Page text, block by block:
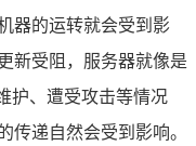
器的运转就会受到影
新受阻，服务器就像是
护、遭受攻击等情况
传递自然会受到影响。